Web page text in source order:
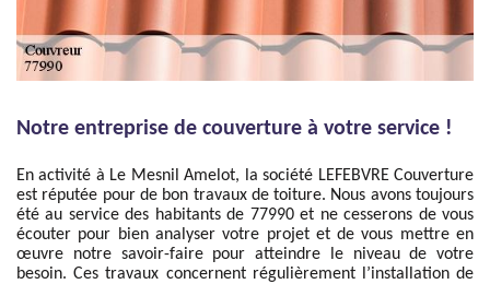
Notre entreprise de couverture à votre service !
En activité à Le Mesnil Amelot, la société LEFEBVRE Couverture
est réputée pour de bon travaux de toiture. Nous avons toujours
été au service des habitants de 77990 et ne cesserons de vous
écouter pour bien analyser votre projet et de vous mettre en
œuvre notre savoir-faire pour atteindre le niveau de votre
besoin. Ces travaux concernent régulièrement l’installation de